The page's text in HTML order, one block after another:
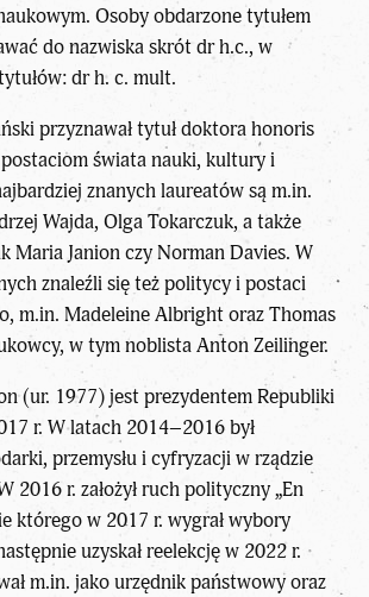
Osoby obdarzone tytułem
do nazwiska skrót dr h.c., w
dr h. c. mult.
przyznawał tytuł doktora honoris
świata nauki, kultury i
znanych laureatów są m.in.
Wajda, Olga Tokarczuk, a także
Maria Janion czy Norman Davies. W
znaleźli się też politycy i postaci
m.in. Madeleine Albright oraz Thomas
w tym noblista Anton Zeilinger.
(ur. 1977) jest prezydentem Republiki
r. W latach 2014–2016 był
przemysłu i cyfryzacji w rządzie
2016 r. założył ruch polityczny „En
którego w 2017 r. wygrał wybory
uzyskał reelekcję w 2022 r.
m.in. jako urzędnik państwowy oraz